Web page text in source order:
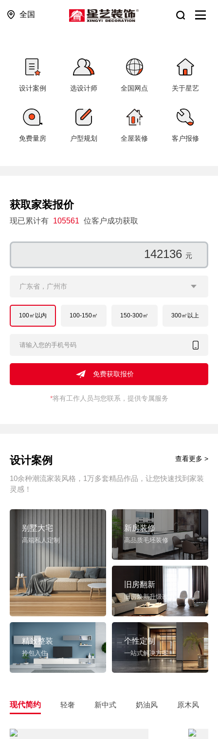
全国
设计案例 选设计师 全国网点 关于星艺
免费量房 户型规划 全屋装修 客户报修
获取家装报价
现已累计有 105561 位客户成功获取
135149 元
广东省，广州市
100㎡以内 100-150㎡ 150-300㎡ 300㎡以上
*将有工作人员与您联系，提供专属服务
设计案例
10余种潮流家装风格，1万多套精品作品，让您快速找到家装
灵感！
查看更多 >
别墅大宅
高端私人定制
新房装修
高品质毛坯装修
旧房翻新
旧房焕新升级改造
精致整装
拎包入住
个性定制
一站式解决方案
现代简约 轻奢 新中式 奶油风 原木风